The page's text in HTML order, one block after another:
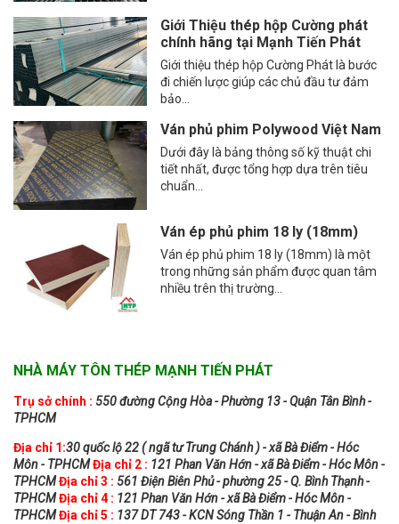
Giới Thiệu thép hộp Cường phát
chính hãng tại Mạnh Tiến Phát
Giới thiệu thép hộp Cường Phát là bước
đi chiến lược giúp các chủ đầu tư đảm
bảo...
Ván phủ phim Polywood Việt Nam
Dưới đây là bảng thông số kỹ thuật chi
tiết nhất, được tổng hợp dựa trên tiêu
chuẩn...
Ván ép phủ phim 18 ly (18mm)
Ván ép phủ phim 18 ly (18mm) là một
trong những sản phẩm được quan tâm
nhiều trên thị trường...
NHÀ MÁY TÔN THÉP MẠNH TIẾN PHÁT
Trụ sở chính : 550 đường Cộng Hòa - Phường 13 - Quận Tân Bình -
TPHCM
Địa chỉ 1:30 quốc lộ 22 ( ngã tư Trung Chánh ) - xã Bà Điểm - Hóc
Môn - TPHCMĐịa chỉ 2 : 121 Phan Văn Hớn - xã Bà Điểm - Hóc Môn -
TPHCMĐịa chỉ 3 : 561 Điện Biên Phủ - phường 25 - Q. Bình Thạnh -
TPHCMĐịa chỉ 4 : 121 Phan Văn Hớn - xã Bà Điểm - Hóc Môn -
TPHCMĐịa chỉ 5 : 137 DT 743 - KCN Sóng Thần 1 - Thuận An - Bình